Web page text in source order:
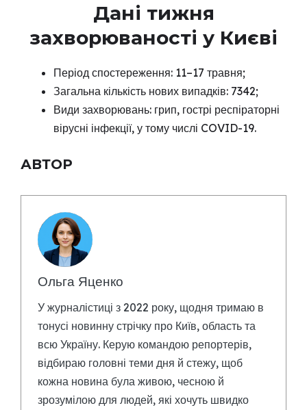
Дані тижня
захворюваності у Києві
Період спостереження: 11–17 травня;
Загальна кількість нових випадків: 7342;
Види захворювань: грип, гострі респіраторні
вірусні інфекції, у тому числі COVID-19.
АВТОР
Ольга Яценко
У журналістиці з 2022 року, щодня тримаю в
тонусі новинну стрічку про Київ, область та
всю Україну. Керую командою репортерів,
відбираю головні теми дня й стежу, щоб
кожна новина була живою, чесною й
зрозумілою для людей, які хочуть швидко